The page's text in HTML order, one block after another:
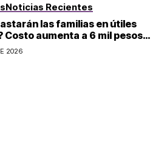
Noticias Recientes
las familias en útiles
Costo aumenta a 6 mil pesos
de educación básica en
2026